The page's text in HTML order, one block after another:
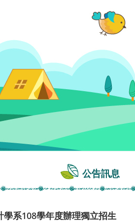
公告訊息
系108學年度辦理獨立招生